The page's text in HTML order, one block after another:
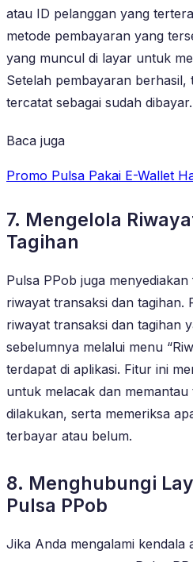
atau ID pelanggan yang
metode pembayaran yang
yang muncul di layar untuk
Setelah pembayaran berhasil,
tercatat sebagai sudah dibayar.
Baca juga
Promo Pulsa Pakai E-Wallet
7. Mengelola
Tagihan
Pulsa PPob juga
riwayat transaksi dan tagihan.
riwayat transaksi dan tagihan
sebelumnya melalui menu
terdapat di aplikasi. Fitur ini
untuk melacak dan
dilakukan, serta memeriksa
terbayar atau belum.
8. Menghubungi
Pulsa PPob
Jika Anda mengalami kendala